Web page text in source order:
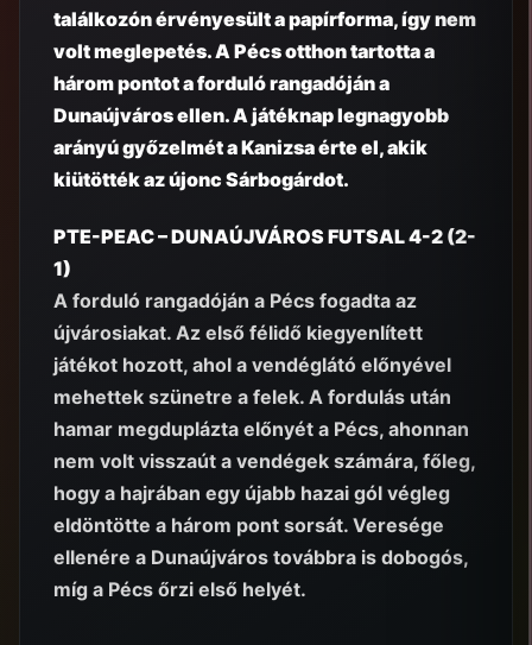
találkozón érvényesült a papírforma, így nem
volt meglepetés. A Pécs otthon tartotta a
három pontot a forduló rangadóján a
Dunaújváros ellen. A játéknap legnagyobb
arányú győzelmét a Kanizsa érte el, akik
kiütötték az újonc Sárbogárdot.
PTE-PEAC – DUNAÚJVÁROS FUTSAL 4-2 (2-
1)
A forduló rangadóján a Pécs fogadta az
újvárosiakat. Az első félidő kiegyenlített
játékot hozott, ahol a vendéglátó előnyével
mehettek szünetre a felek. A fordulás után
hamar megduplázta előnyét a Pécs, ahonnan
nem volt visszaút a vendégek számára, főleg,
hogy a hajrában egy újabb hazai gól végleg
eldöntötte a három pont sorsát. Veresége
ellenére a Dunaújváros továbbra is dobogós,
míg a Pécs őrzi első helyét.